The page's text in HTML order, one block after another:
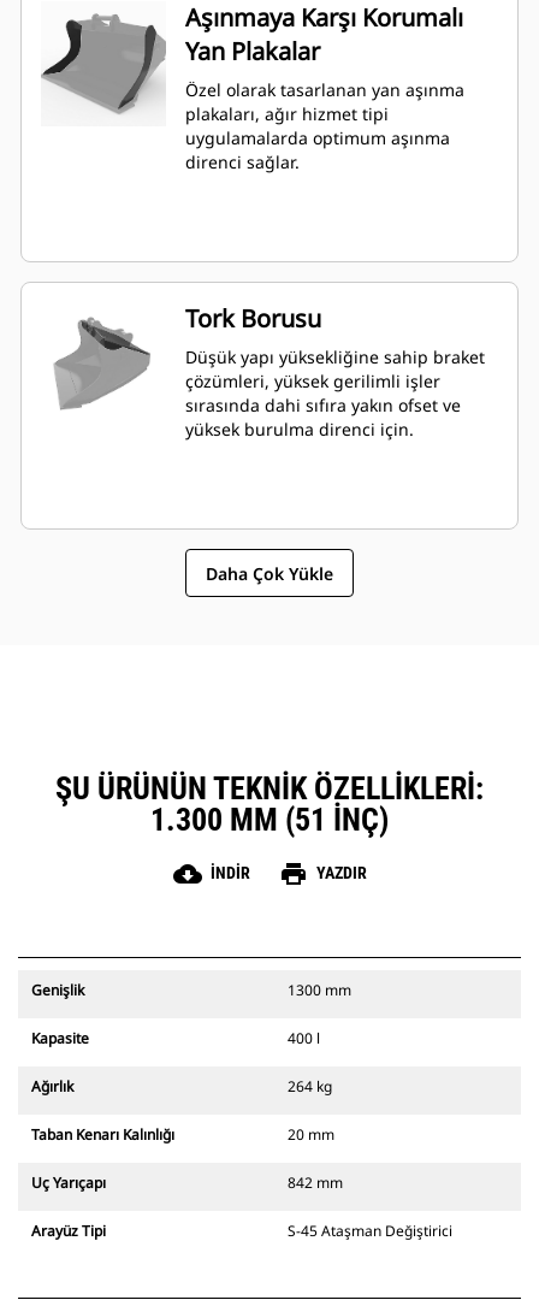
Aşınmaya Karşı Korumalı
Yan Plakalar
Özel olarak tasarlanan yan aşınma
plakaları, ağır hizmet tipi
uygulamalarda optimum aşınma
direnci sağlar.
Tork Borusu
Düşük yapı yüksekliğine sahip braket
çözümleri, yüksek gerilimli işler
sırasında dahi sıfıra yakın ofset ve
yüksek burulma direnci için.
Daha Çok Yükle
ŞU ÜRÜNÜN TEKNIK ÖZELLIKLERI:
1.300 MM (51 INÇ)
cloud_download İNDIR print YAZDIR
Genişlik 1300 mm
Kapasite 400 l
Ağırlık 264 kg
Taban Kenarı Kalınlığı 20 mm
Uç Yarıçapı 842 mm
Arayüz Tipi S-45 Ataşman Değiştirici